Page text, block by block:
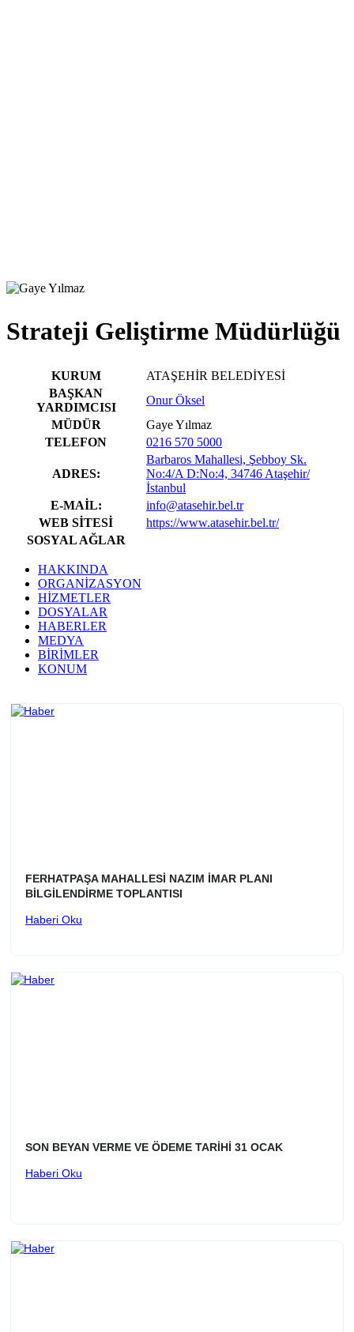
Strateji Geliştirme Müdürlüğü
KURUM
ATAŞEHİR BELEDİYESİ
BAŞKAN
YARDIMCISI
Onur Öksel
MÜDÜR
Gaye Yılmaz
TELEFON
0216 570 5000
ADRES:
Barbaros Mahallesi, Şebboy Sk.
No:4/A D:No:4, 34746 Ataşehir/
İstanbul
E-MAİL:
info@atasehir.bel.tr
WEB SİTESİ
https://www.atasehir.bel.tr/
SOSYAL AĞLAR
HAKKINDA
ORGANİZASYON
HİZMETLER
DOSYALAR
HABERLER
MEDYA
BİRİMLER
KONUM
FERHATPAŞA MAHALLESİ NAZIM İMAR PLANI
BİLGİLENDİRME TOPLANTISI
Haberi Oku
SON BEYAN VERME VE ÖDEME TARİHİ 31 OCAK
Haberi Oku